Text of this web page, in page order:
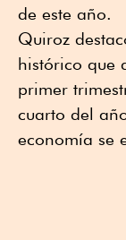
de este año.
Quiroz
histórico que
primer
cuarto del
economía se